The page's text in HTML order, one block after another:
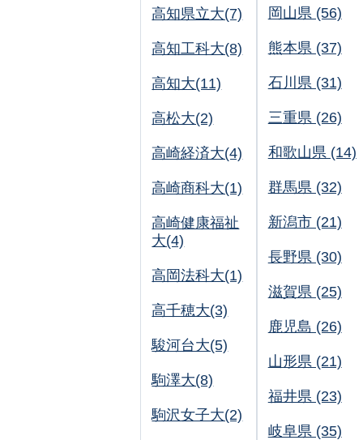
高知県立大(7)
高知工科大(8)
高知大(11)
高松大(2)
高崎経済大(4)
高崎商科大(1)
高崎健康福祉
大(4)
高岡法科大(1)
高千穂大(3)
駿河台大(5)
駒澤大(8)
駒沢女子大(2)
岡山県 (56)
熊本県 (37)
石川県 (31)
三重県 (26)
和歌山県 (14)
群馬県 (32)
新潟市 (21)
長野県 (30)
滋賀県 (25)
鹿児島 (26)
山形県 (21)
福井県 (23)
岐阜県 (35)